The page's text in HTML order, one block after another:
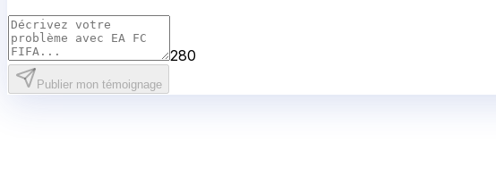
280
Publier mon témoignage